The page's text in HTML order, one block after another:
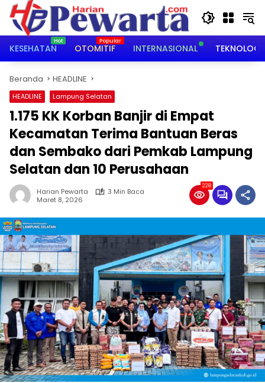
Langsung
konten
KESEHATAN
OTOMITIF INTERNASIONAL TEKNOLOGI
Beranda HEADLINE
HEADLINE Lampung Selatan
1.175 KK Korban Banjir di Empat
Kecamatan Terima Bantuan Beras
dan Sembako dari Pemkab Lampung
Selatan dan 10 Perusahaan
Harian Pewarta
3 Min Baca
Maret 8, 2026
228